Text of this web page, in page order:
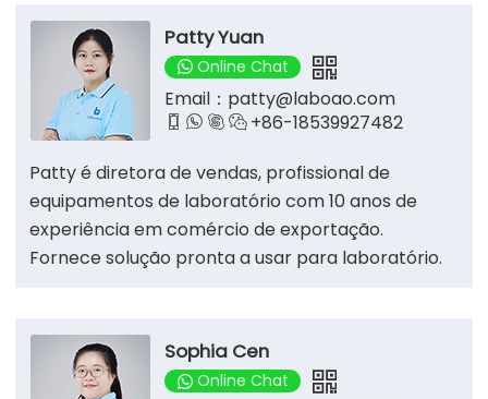
Patty Yuan
Online Chat
Email： patty@laboao.com
    +86-18539927482
Patty é diretora de vendas, profissional de
equipamentos de laboratório com 10 anos de
experiência em comércio de exportação.
Fornece solução pronta a usar para laboratório.
Sophia Cen
Online Chat